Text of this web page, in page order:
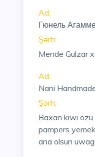
Ad:
Гюнель
Şərh:
Mende Gulzar
Ad:
Nani
Şərh:
Baxan kiwi
pampers
ana olsun